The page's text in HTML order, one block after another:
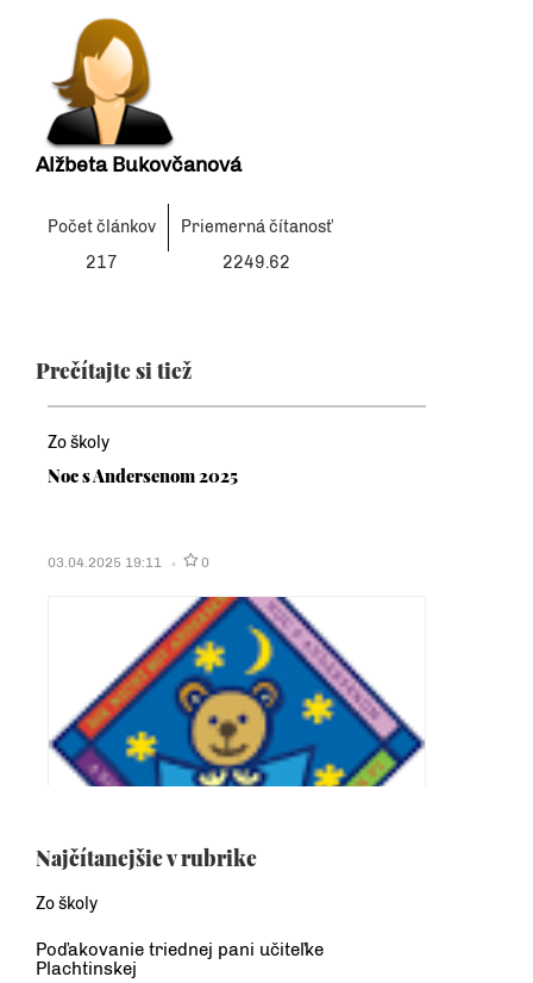
Alžbeta Bukovčanová
Počet článkov
Priemerná čítanosť
217
2249.62
Prečítajte si tiež
Zo školy
Noc s Andersenom 2025
03.04.2025 19:11 0
Najčítanejšie v rubrike
Zo školy
Poďakovanie triednej pani učiteľke
Plachtinskej